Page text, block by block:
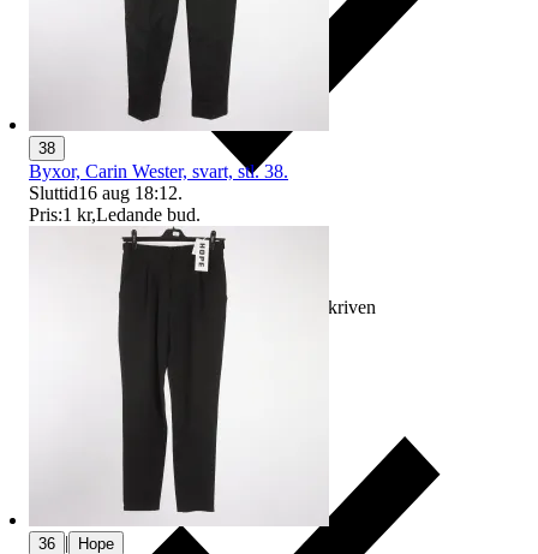
Ersättning om varan inte är som beskriven
38
Byxor, Carin Wester, svart, stl. 38.
Sluttid16 aug 18:12.
Pris:1 kr,Ledande bud.
36 | Hope